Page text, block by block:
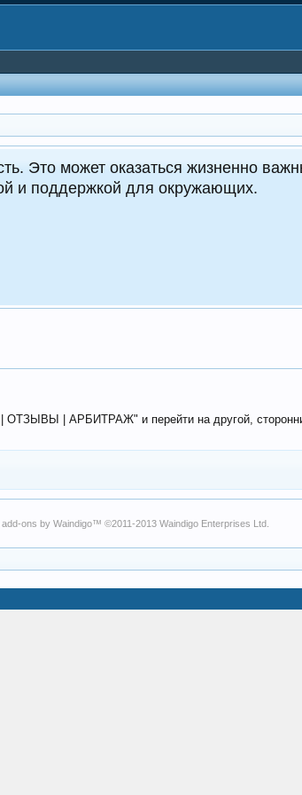
CrocoDealer
| АРБИТРАЖ" и перейти на другой,
ons by Waindigo™ ©2011-2013 Waindigo Enterprises Ltd.